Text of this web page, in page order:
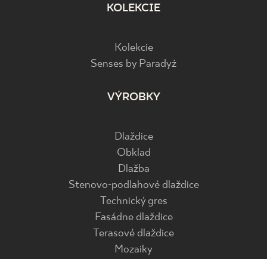
KOLEKCIE
Kolekcie
Senses by Paradyż
VÝROBKY
Dlaždice
Obklad
Dlažba
Stenovo-podlahové dlaždice
Technický gres
Fasádne dlaždice
Terasové dlaždice
Mozaiky